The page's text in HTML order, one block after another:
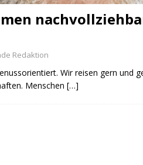
Redaktion
Wir reisen gern und
Menschen […]